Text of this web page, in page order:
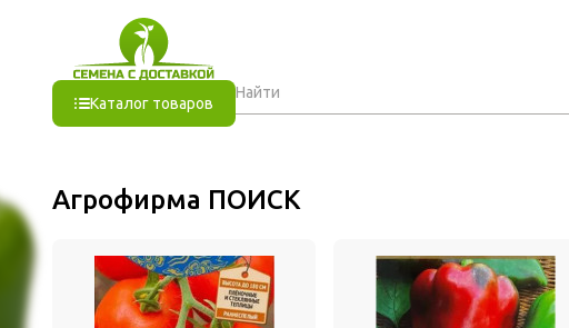
Каталог товаров
Агрофирма ПОИСК